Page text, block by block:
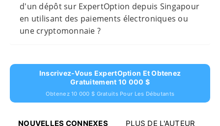
d'un dépôt sur ExpertOption depuis Singapour
en utilisant des paiements électroniques ou
une cryptomonnaie ?
Inscrivez-Vous ExpertOption Et Obtenez
Gratuitement 10 000 $
Obtenez 10 000 $ Gratuits Pour Les Débutants
NOUVELLES CONNEXES PLUS DE L'AUTEUR